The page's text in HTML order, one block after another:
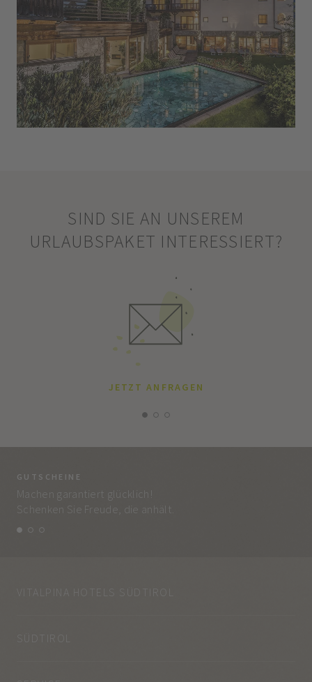
SIND SIE AN UNSEREM
URLAUBSPAKET INTERESSIERT?
JETZT ANFRAGEN
GUTSCHEINE
Machen garantiert glücklich!
Schenken Sie Freude, die anhält.
VITALPINA HOTELS SÜDTIROL
SÜDTIROL